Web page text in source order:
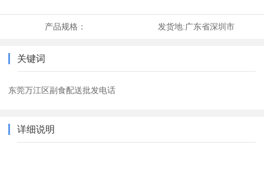
产品规格： 发货地:广东省深圳市
关键词
东莞万江区副食配送批发电话
详细说明